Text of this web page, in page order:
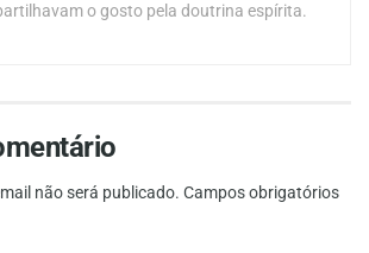
o gosto pela doutrina espírita.
não será publicado. Campos obrigatórios